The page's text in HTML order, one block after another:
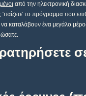
από την ηλεκτρονική
'παίζετε' το πρόγραμμα που
να καταλάβουν ένα μεγάλο